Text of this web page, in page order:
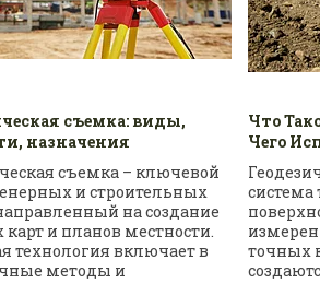
съемка: виды,
назначения
съемка – ключевой
и строительных
на создание
и планов местности.
технология включает в
методы и
Что
Чего
система
точных